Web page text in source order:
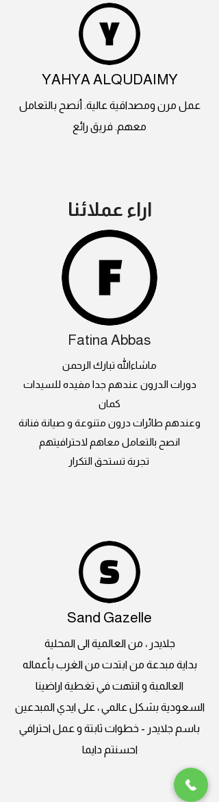
YAHYA ALQUDAIMY
عمل مرن ومصداقية عالية. أنصح بالتعامل
معهم. فريق رائع
اراء عملائنا
Fatina Abbas
ماشاءالله تبارك الرحمن
دورات الدرون عندهم جدا مفيده للسيدات
كمان
وعندهم طائرات درون متنوعة و صيانة فنانة
انصح بالتعامل معاهم لاحترافيتهم
Sand Gazelle
جلايدر ، من العالمية الى المحلية
بداية مبدعة من ابتدت من الغرب بأعماله
العالمبة و انتهت في تغطية اراضينا
السعودية بشكل عالمي ، على ايدي المبدعين
باسم جلايدر - خطوات ثابتة و عمل احترافي
احسنتم دايما